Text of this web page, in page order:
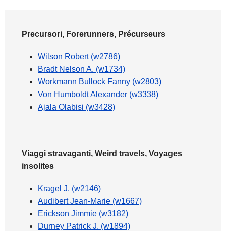
Precursori, Forerunners, Précurseurs
Wilson Robert (w2786)
Bradt Nelson A. (w1734)
Workmann Bullock Fanny (w2803)
Von Humboldt Alexander (w3338)
Ajala Olabisi (w3428)
Viaggi stravaganti, Weird travels, Voyages
insolites
Kragel J. (w2146)
Audibert Jean-Marie (w1667)
Erickson Jimmie (w3182)
Durney Patrick J. (w1894)